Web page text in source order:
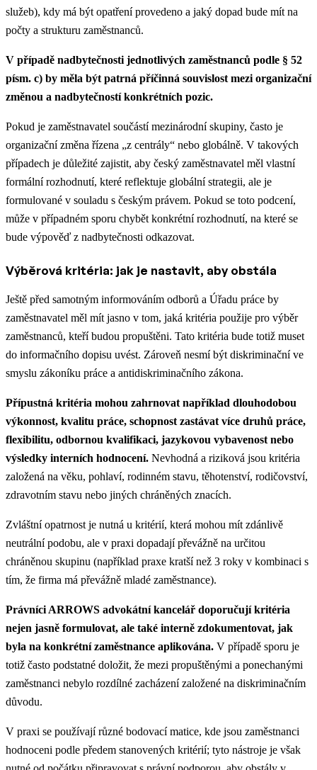
služeb), kdy má být opatření provedeno a jaký dopad bude mít na
počty a strukturu zaměstnanců.
V případě nadbytečnosti jednotlivých zaměstnanců podle § 52
písm. c) by měla být patrná příčinná souvislost mezi organizační
změnou a nadbytečností konkrétních pozic.
Pokud je zaměstnavatel součástí mezinárodní skupiny, často je
organizační změna řízena „z centrály“ nebo globálně. V takových
případech je důležité zajistit, aby český zaměstnavatel měl vlastní
formální rozhodnutí, které reflektuje globální strategii, ale je
formulované v souladu s českým právem. Pokud se toto podcení,
může v případném sporu chybět konkrétní rozhodnutí, na které se
bude výpověď z nadbytečnosti odkazovat.
Výběrová kritéria: jak je nastavit, aby obstála
Ještě před samotným informováním odborů a Úřadu práce by
zaměstnavatel měl mít jasno v tom, jaká kritéria použije pro výběr
zaměstnanců, kteří budou propuštěni. Tato kritéria bude totiž muset
do informačního dopisu uvést. Zároveň nesmí být diskriminační ve
smyslu zákoníku práce a antidiskriminačního zákona.
Přípustná kritéria mohou zahrnovat například dlouhodobou
výkonnost, kvalitu práce, schopnost zastávat více druhů práce,
flexibilitu, odbornou kvalifikaci, jazykovou vybavenost nebo
výsledky interních hodnocení. Nevhodná a riziková jsou kritéria
založená na věku, pohlaví, rodinném stavu, těhotenství, rodičovství,
zdravotním stavu nebo jiných chráněných znacích.
Zvláštní opatrnost je nutná u kritérií, která mohou mít zdánlivě
neutrální podobu, ale v praxi dopadají převážně na určitou
chráněnou skupinu (například praxe kratší než 3 roky v kombinaci s
tím, že firma má převážně mladé zaměstnance).
Právníci ARROWS advokátní kancelář doporučují kritéria
nejen jasně formulovat, ale také interně zdokumentovat, jak
byla na konkrétní zaměstnance aplikována. V případě sporu je
totiž často podstatné doložit, že mezi propuštěnými a ponechanými
zaměstnanci nebylo rozdílné zacházení založené na diskriminačním
důvodu.
V praxi se používají různé bodovací matice, kde jsou zaměstnanci
hodnoceni podle předem stanovených kritérií; tyto nástroje je však